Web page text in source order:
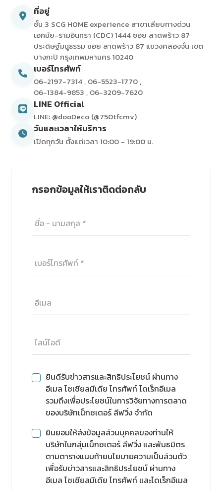
ที่อยู่
ชั้น 3 SCG HOME experience สาขาเลียบทางด่วน
เอกมัย-รามอินทรา (CDC) 1444 ซอย ลาดพร้าว 87
ประดิษฐ์มนูธรรม ซอย ลาดพร้าว 87 แขวงคลองจั่น เขต
บางกะปิ กรุงเทพมหานคร 10240
เบอร์โทรศัพท์
06-2197-7314 , 06-5523-1770 ,
06-1384-9853 , 06-3209-7620
LINE Official
LINE: @dooDeco (@750tfcmv)
วันและเวลาให้บริการ
เปิดทุกวัน ตั้งแต่เวลา 10:00 - 19:00 น.
กรอกข้อมูลให้เราติดต่อกลับ
ยินดีรับข่าวสารและสิทธิประโยชน์ ผ่านทาง
อีเมล โซเชียลมีเดีย โทรศัพท์ ไดเร็กอีเมล
รวมถึงเพื่อประโยชน์ในการวิจัยทางการตลาด
ของบริษัทเน็กซเตอร์ ลีฟวิ่ง จำกัด
ยินยอมให้ส่งข้อมูลส่วนบุคคลของท่านให้
บริษัทในกลุ่มเน็กซเตอร์ ลีฟวิ่ง และพันธมิตร
ตามตารางแนบท้ายนโยบายความเป็นส่วนตัว
เพื่อรับข่าวสารและสิทธิประโยชน์ ผ่านทาง
อีเมล โซเชียลมีเดีย โทรศัพท์ และไดเร็กอีเมล